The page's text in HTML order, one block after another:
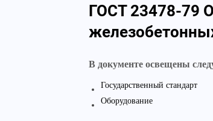
ГОСТ 23478-79
В документе освещены
Государственный стандарт
Оборудование